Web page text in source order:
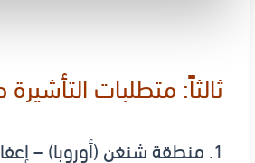
ثالثاً: متطلبات
1. منطقة شنغن (أوروبا) – إعفاء للسعوديين